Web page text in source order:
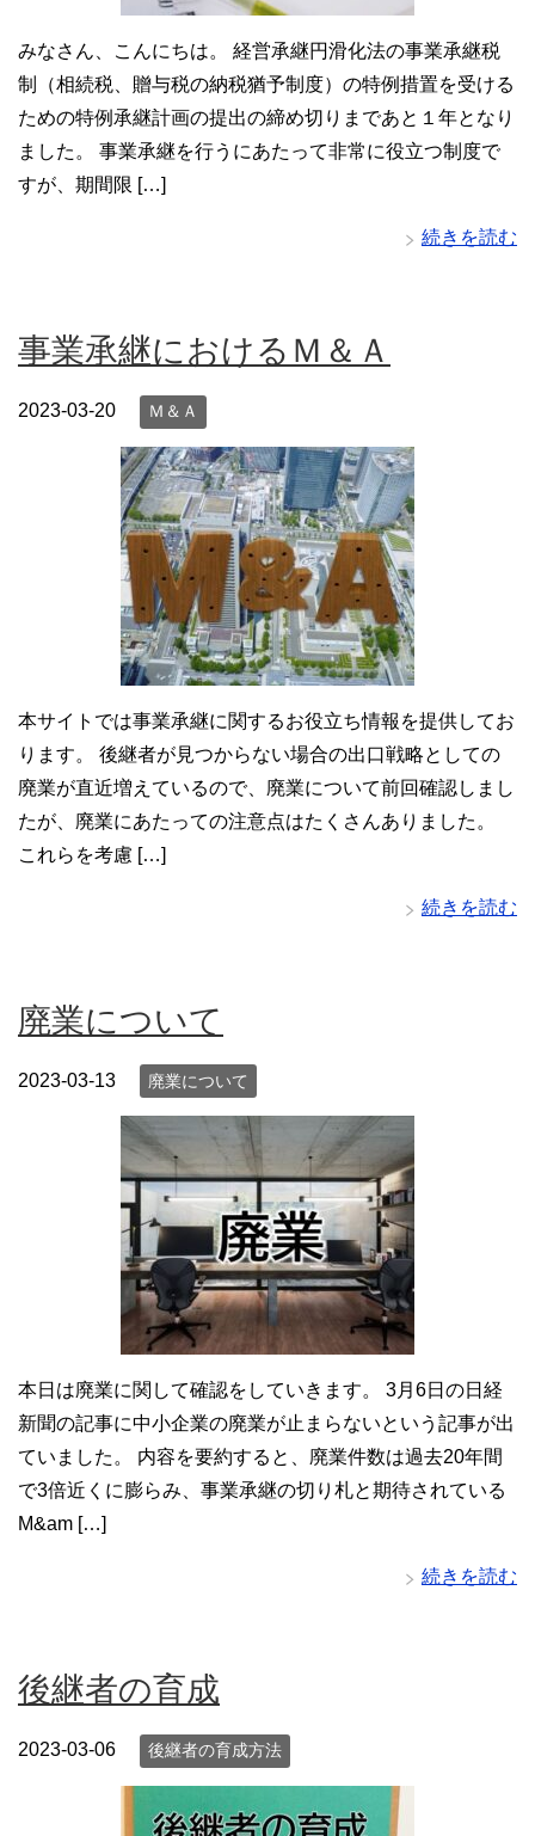
みなさん、こんにちは。 経営承継円滑化法の事業承継税
制（相続税、贈与税の納税猶予制度）の特例措置を受ける
ための特例承継計画の提出の締め切りまであと１年となり
ました。 事業承継を行うにあたって非常に役立つ制度で
すが、期間限 […]
続きを読む
事業承継におけるＭ＆Ａ
2023-03-20 Ｍ＆Ａ
本サイトでは事業承継に関するお役立ち情報を提供してお
ります。 後継者が見つからない場合の出口戦略としての
廃業が直近増えているので、廃業について前回確認しまし
たが、廃業にあたっての注意点はたくさんありました。
これらを考慮 […]
続きを読む
廃業について
2023-03-13 廃業について
本日は廃業に関して確認をしていきます。 3月6日の日経
新聞の記事に中小企業の廃業が止まらないという記事が出
ていました。 内容を要約すると、廃業件数は過去20年間
で3倍近くに膨らみ、事業承継の切り札と期待されている
M&am […]
続きを読む
後継者の育成
2023-03-06 後継者の育成方法